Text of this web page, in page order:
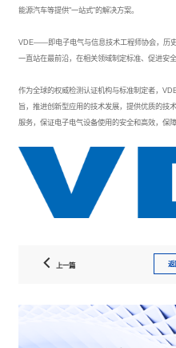
能源汽车等提供"一站式"的解决方案。
VDE——即电子电气与信息技术工程师协会，历
一直站在最前沿，在相关领域制定标准、促进安全
作为全球的权威检测认证机构与标准制定者，
旨，推进创新型应用的技术发展，提供优质的技
服务，保证电子电气设备使用的安全和高效，保
上一篇 返